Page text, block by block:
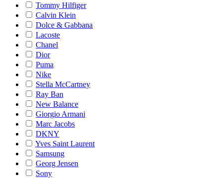
Tommy Hilfiger
Calvin Klein
Dolce & Gabbana
Lacoste
Chanel
Dior
Puma
Nike
Stella McCartney
Ray Ban
New Balance
Giorgio Armani
Marc Jacobs
DKNY
Yves Saint Laurent
Samsung
Georg Jensen
Sony